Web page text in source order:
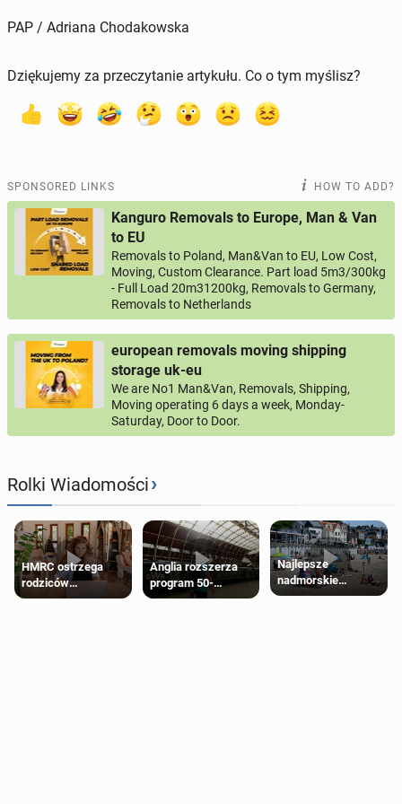
PAP / Adriana Chodakowska
Dziękujemy za przeczytanie artykułu. Co o tym myślisz?
SPONSORED LINKS HOW TO ADD?
Kanguro Removals to Europe, Man & Van
to EU
Removals to Poland, Man&Van to EU, Low Cost,
Moving, Custom Clearance. Part load 5m3/300kg
- Full Load 20m31200kg, Removals to Germany,
Removals to Netherlands
european removals moving shipping
storage uk-eu
We are No1 Man&Van, Removals, Shipping,
Moving operating 6 days a week, Monday-
Saturday, Door to Door.
Rolki Wiadomości›
HMRC ostrzega
rodziców
pobierających Child
Anglia rozszerza
program 50-
procentowych
Najlepsze
nadmorskie
miasteczko blisko